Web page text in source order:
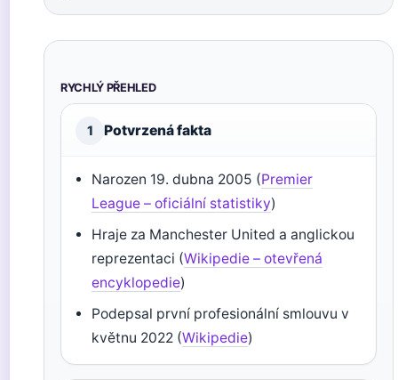
RYCHLÝ PŘEHLED
1 Potvrzená fakta
Narozen 19. dubna 2005 (Premier
League – oficiální statistiky)
Hraje za Manchester United a anglickou
reprezentaci (Wikipedie – otevřená
encyklopedie)
Podepsal první profesionální smlouvu v
květnu 2022 (Wikipedie)